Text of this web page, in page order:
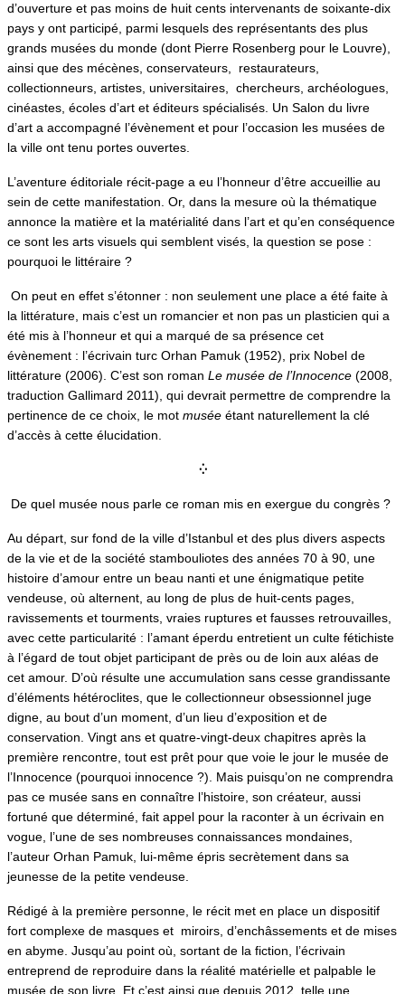
d’ouverture et pas moins de huit cents intervenants de soixante-dix
pays y ont participé, parmi lesquels des représentants des plus
grands musées du monde (dont Pierre Rosenberg pour le Louvre),
ainsi que des mécènes, conservateurs, restaurateurs,
collectionneurs, artistes, universitaires, chercheurs, archéologues,
cinéastes, écoles d’art et éditeurs spécialisés. Un Salon du livre
d’art a accompagné l’évènement et pour l’occasion les musées de
la ville ont tenu portes ouvertes.
L’aventure éditoriale récit-page a eu l’honneur d’être accueillie au
sein de cette manifestation. Or, dans la mesure où la thématique
annonce la matière et la matérialité dans l’art et qu’en conséquence
ce sont les arts visuels qui semblent visés, la question se pose :
pourquoi le littéraire ?
On peut en effet s’étonner : non seulement une place a été faite à
la littérature, mais c’est un romancier et non pas un plasticien qui a
été mis à l’honneur et qui a marqué de sa présence cet
évènement : l’écrivain turc Orhan Pamuk (1952), prix Nobel de
littérature (2006). C’est son roman Le musée de l’Innocence (2008,
traduction Gallimard 2011), qui devrait permettre de comprendre la
pertinence de ce choix, le mot musée étant naturellement la clé
d’accès à cette élucidation.
⁛
De quel musée nous parle ce roman mis en exergue du congrès ?
Au départ, sur fond de la ville d’Istanbul et des plus divers aspects
de la vie et de la société stambouliotes des années 70 à 90, une
histoire d’amour entre un beau nanti et une énigmatique petite
vendeuse, où alternent, au long de plus de huit-cents pages,
ravissements et tourments, vraies ruptures et fausses retrouvailles,
avec cette particularité : l’amant éperdu entretient un culte fétichiste
à l’égard de tout objet participant de près ou de loin aux aléas de
cet amour. D’où résulte une accumulation sans cesse grandissante
d’éléments hétéroclites, que le collectionneur obsessionnel juge
digne, au bout d’un moment, d’un lieu d’exposition et de
conservation. Vingt ans et quatre-vingt-deux chapitres après la
première rencontre, tout est prêt pour que voie le jour le musée de
l’Innocence (pourquoi innocence ?). Mais puisqu’on ne comprendra
pas ce musée sans en connaître l’histoire, son créateur, aussi
fortuné que déterminé, fait appel pour la raconter à un écrivain en
vogue, l’une de ses nombreuses connaissances mondaines,
l’auteur Orhan Pamuk, lui-même épris secrètement dans sa
jeunesse de la petite vendeuse.
Rédigé à la première personne, le récit met en place un dispositif
fort complexe de masques et miroirs, d’enchâssements et de mises
en abyme. Jusqu’au point où, sortant de la fiction, l’écrivain
entreprend de reproduire dans la réalité matérielle et palpable le
musée de son livre. Et c’est ainsi que depuis 2012, telle une